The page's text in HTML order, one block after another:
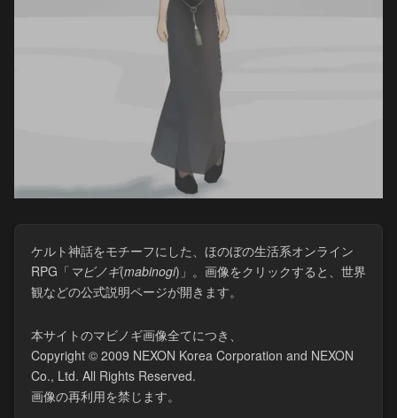
ケルト神話をモチーフにした、ほのぼの生活系オンライン
RPG「 マビノギ(​mabinogi)」。画像をクリックすると、世界
観などの公式説明ページが開きます。
本サイトのマビノギ画像全てにつき、
Copyright © 2009 NEXON Korea Corporation and NEXON
Co., Ltd. All Rights Reserved.
画像の再利用を禁じます。